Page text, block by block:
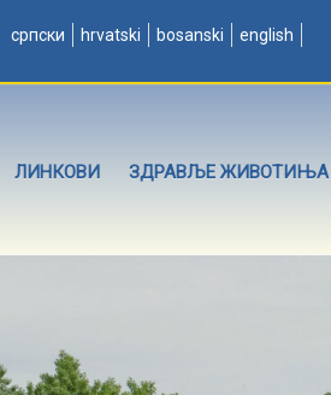
српски hrvatski bosanski english
ЛИНКОВИ ЗДРАВЉЕ ЖИВОТИЊА